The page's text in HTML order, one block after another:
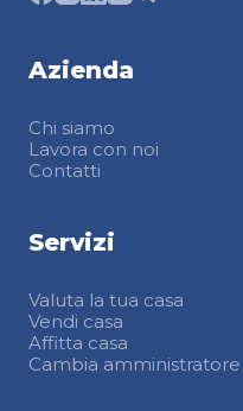
Azienda
Chi siamo
Lavora con noi
Contatti
Servizi
Valuta la tua casa
Vendi casa
Affitta casa
Cambia amministratore